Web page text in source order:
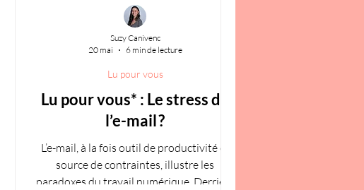
Lu pour vous* : Le stress de
l’e-mail ?
L’e-mail, à la fois outil de productivité et
source de contraintes, illustre les
paradoxes du travail numérique. Derrière
Lu pour vous
Suzy Canivenc
20 mai
6 min de lecture